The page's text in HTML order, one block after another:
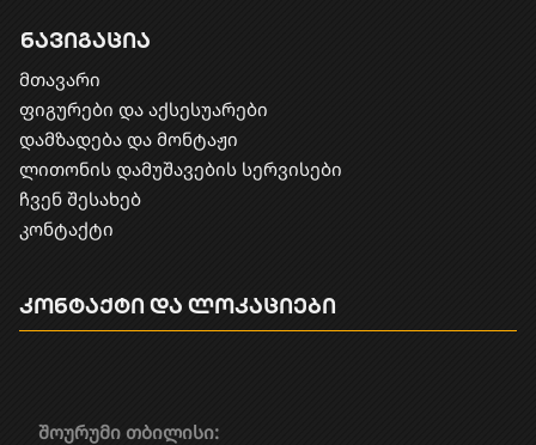
ნავიგაცია
მთავარი
ფიგურები და აქსესუარები
დამზადება და მონტაჟი
​ლითონის დამუშავების სერვისები
ჩვენ შესახებ
კონტაქტი
შოურუმი თბილისი:
კონტაქტი და ლოკაციები